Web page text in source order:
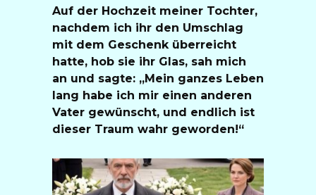
Auf der Hochzeit meiner Tochter,
nachdem ich ihr den Umschlag
mit dem Geschenk überreicht
hatte, hob sie ihr Glas, sah mich
an und sagte: „Mein ganzes Leben
lang habe ich mir einen anderen
Vater gewünscht, und endlich ist
dieser Traum wahr geworden!“